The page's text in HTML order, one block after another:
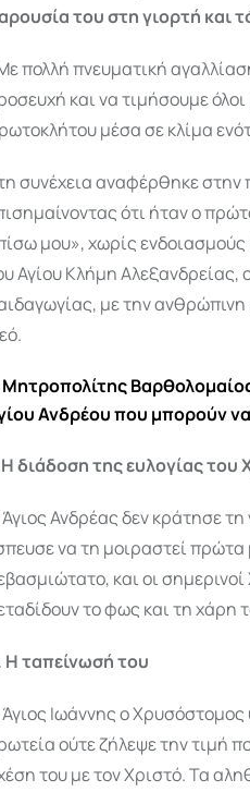
του στη γιορτή και
πολλή πνευματική
και να τιμήσουμε
μέσα σε κλίμα
συνέχεια αναφέρθηκε στην
ότι ήταν ο
μου», χωρίς
Αγίου Κλήμη Αλεξανδρείας,
με την ανθρώπινη
Ανδρέου που μπορούν
Η διάδοση της ευλογίας του
Ανδρέας δεν κράτησε τη
να τη μοιραστεί πρώτα
και οι
το φως και τη
Η ταπείνωσή του
Ιωάννης ο Χρυσόστομος
ούτε ζήλεψε την τιμή
του με τον Χριστό. Τα